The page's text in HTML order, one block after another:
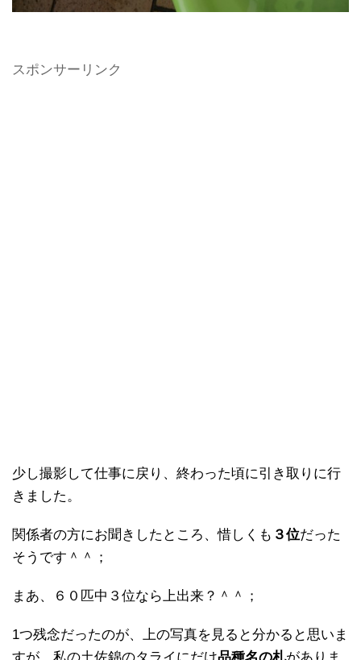
スポンサーリンク
少し撮影して仕事に戻り、終わった頃に引き取りに行
きました。
関係者の方にお聞きしたところ、惜しくも ３位だった
そうです＾＾；
まあ、６０匹中３位なら上出来？＾＾；
1つ残念だったのが、上の写真を見ると分かると思いま